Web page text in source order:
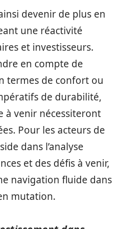
devenir de plus en
une réactivité
et investisseurs.
en compte de
termes de confort ou
de durabilité,
à venir nécessiteront
Pour les acteurs de
dans l’analyse
et des défis à venir,
navigation fluide dans
mutation.